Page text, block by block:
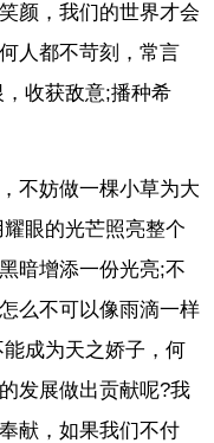
颜，我们的世界才会
人都不苛刻，常言
收获敌意;播种希
不妨做一棵小草为大
眼的光芒照亮整个
暗增添一份光亮;不
么不可以像雨滴一样
成为天之娇子，何
发展做出贡献呢?我
献，如果我们不付